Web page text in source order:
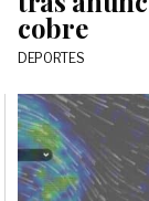
cobre
DEPORTES